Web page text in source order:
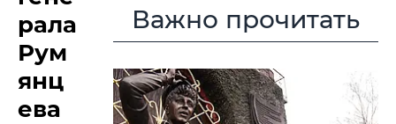
рала
Рум
янц
ева
Важно прочитать